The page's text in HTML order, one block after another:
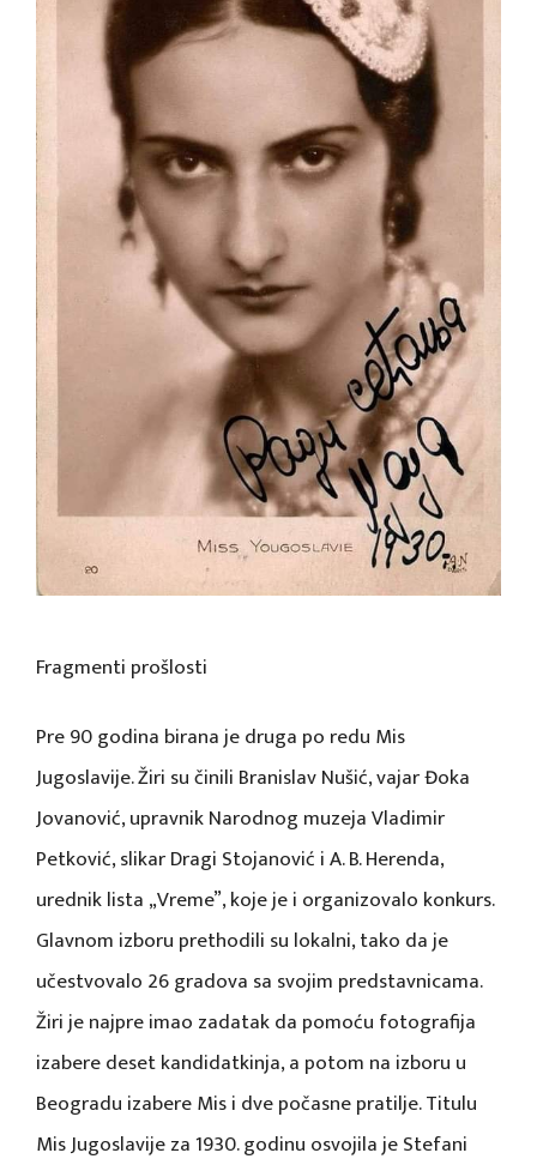
Fragmenti prošlosti
Pre 90 godina birana je druga po redu Mis
Jugoslavije. Žiri su činili Branislav Nušić, vajar Đoka
Jovanović, upravnik Narodnog muzeja Vladimir
Petković, slikar Dragi Stojanović i A. B. Herenda,
urednik lista „Vreme”, koje je i organizovalo konkurs.
Glavnom izboru prethodili su lokalni, tako da je
učestvovalo 26 gradova sa svojim predstavnicama.
Žiri je najpre imao zadatak da pomoću fotografija
izabere deset kandidatkinja, a potom na izboru u
Beogradu izabere Mis i dve počasne pratilje. Titulu
Mis Jugoslavije za 1930. godinu osvojila je Stefani